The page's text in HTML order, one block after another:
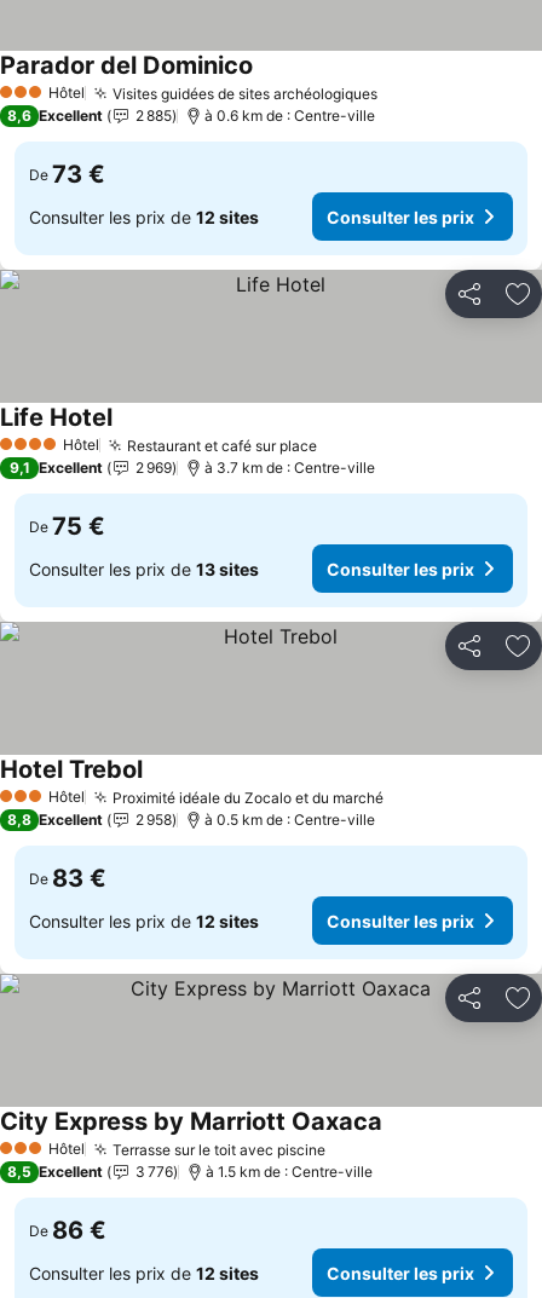
3 ÉtoilesHôtel Visites guidées de sites archéologiques
Parador del Dominico
8,6 Excellent 2 885 à 0.6 km de : Centre-ville
De 73 €
Consulter les prix de 12 sites Consulter les prix
Partager
4 Étoiles Hôtel Restaurant et café sur place
Life Hotel
9,1 Excellent 2 969 à 3.7 km de : Centre-ville
De 75 €
Consulter les prix de 13 sites Consulter les prix
Partager
3 ÉtoilesHôtel Proximité idéale du Zocalo et du marché
Hotel Trebol
8,8 Excellent 2 958 à 0.5 km de : Centre-ville
De 83 €
Consulter les prix de 12 sites Consulter les prix
Partager
3 ÉtoilesHôtel Terrasse sur le toit avec piscine
City Express by Marriott Oaxaca
8,5 Excellent 3 776 à 1.5 km de : Centre-ville
De 86 €
Consulter les prix de 12 sites Consulter les prix